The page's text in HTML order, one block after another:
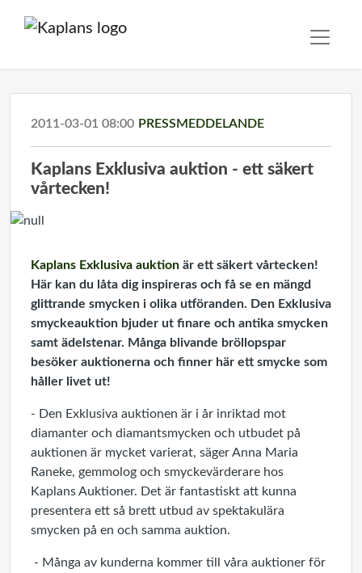
2011-03-01 08:00 PRESSMEDDELANDE
Kaplans Exklusiva auktion - ett säkert
vårtecken!
Kaplans Exklusiva auktion är ett säkert vårtecken!
Här kan du låta dig inspireras och få se en mängd
glittrande smycken i olika utföranden. Den Exklusiva
smyckeauktion bjuder ut finare och antika smycken
samt ädelstenar. Många blivande bröllopspar
besöker auktionerna och finner här ett smycke som
håller livet ut!
- Den Exklusiva auktionen är i år inriktad mot
diamanter och diamantsmycken och utbudet på
auktionen är mycket varierat, säger Anna Maria
Raneke, gemmolog och smyckevärderare hos
Kaplans Auktioner. Det är fantastiskt att kunna
presentera ett så brett utbud av spektakulära
smycken på en och samma auktion.
- Många av kunderna kommer till våra auktioner för